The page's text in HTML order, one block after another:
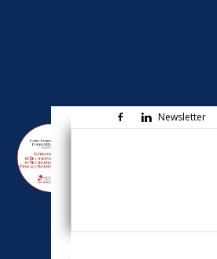
Newsletter